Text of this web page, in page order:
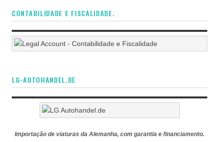
CONTABILIDADE E FISCALIDADE.
LG-AUTOHANDEL.DE
Importação de viaturas da Alemanha, com garantia e financiamento.